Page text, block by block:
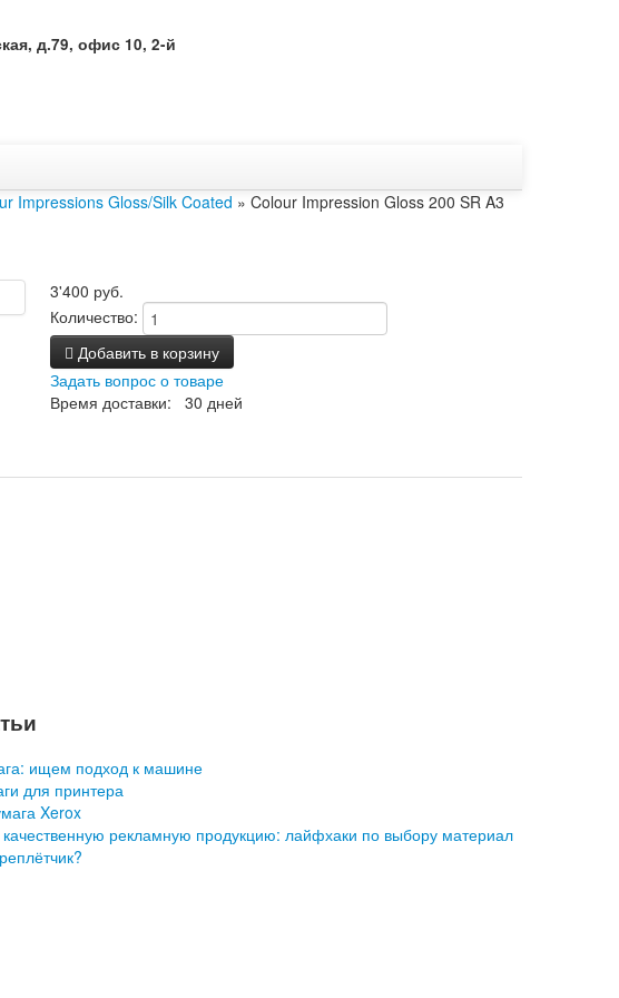
д.79, офис 10, 2-й
Impressions Gloss/Silk Coated » Colour Impression Gloss 200 SR A3
3'400 руб.
Количество:
Добавить в корзину
Задать вопрос о товаре
Время доставки: 30 дней
ищем подход к машине
для принтера
Xerox
качественную рекламную продукцию: лайфхаки по выбору материал